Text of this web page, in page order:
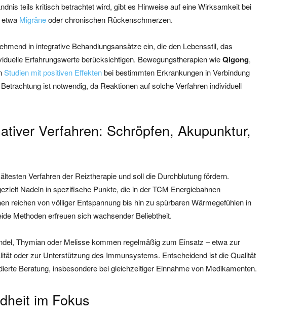
teils kritisch betrachtet wird, gibt es Hinweise auf eine Wirksamkeit bei
Migräneoder chronischen Rückenschmerzen.
in integrative Behandlungsansätze ein, die den Lebensstil, das
Erfahrungswerte berücksichtigen. Bewegungstherapien wieQigong,
Studien mit positiven Effektenbei bestimmten Erkrankungen in Verbindung
ist notwendig, da Reaktionen auf solche Verfahren individuell
Verfahren: Schröpfen, Akupunktur,
Verfahren der Reiztherapie und soll die Durchblutung fördern.
Nadeln in spezifische Punkte, die in der TCM Energiebahnen
reichen von völliger Entspannung bis hin zu spürbaren Wärmegefühlen in
Methoden erfreuen sich wachsender Beliebtheit.
Thymian oder Melisse kommen regelmäßig zum Einsatz – etwa zur
oder zur Unterstützung des Immunsystems. Entscheidend ist die Qualität
Beratung, insbesondere bei gleichzeitiger Einnahme von Medikamenten.
im Fokus